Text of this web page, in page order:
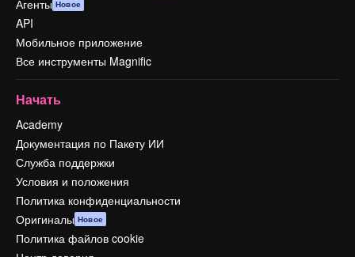
Агенты Новое
API
Мобильное приложение
Все инструменты Magnific
Начать
Academy
Документация по Пакету ИИ
Служба поддержки
Условия и положения
Политика конфиденциальности
Оригиналы Новое
Политика файлов cookie